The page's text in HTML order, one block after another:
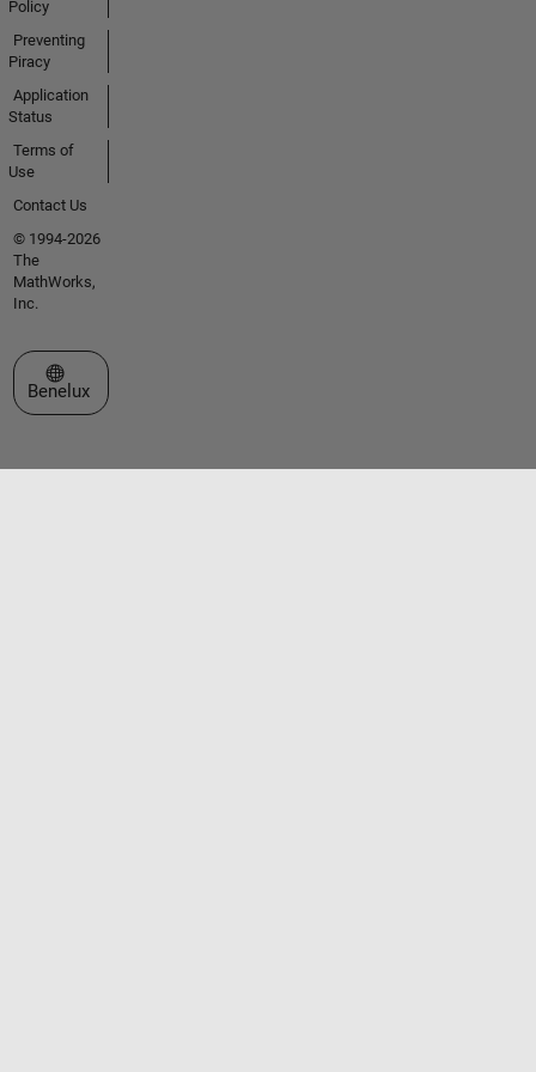
Policy
Preventing
Piracy
Application
Status
Terms of
Use
Contact Us
© 1994-2026
The
MathWorks,
Inc.
Select a Web Site
Benelux